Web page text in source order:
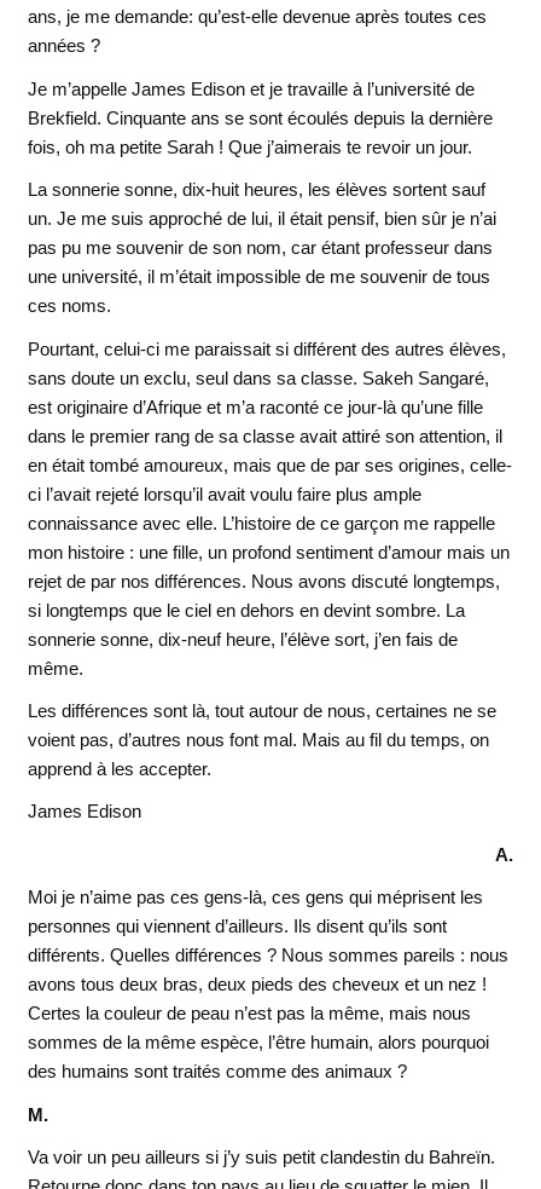
ans, je me demande: qu’est-elle devenue après toutes ces
années ?
Je m’appelle James Edison et je travaille à l’université de
Brekfield. Cinquante ans se sont écoulés depuis la dernière
fois, oh ma petite Sarah ! Que j’aimerais te revoir un jour.
La sonnerie sonne, dix-huit heures, les élèves sortent sauf
un. Je me suis approché de lui, il était pensif, bien sûr je n’ai
pas pu me souvenir de son nom, car étant professeur dans
une université, il m’était impossible de me souvenir de tous
ces noms.
Pourtant, celui-ci me paraissait si différent des autres élèves,
sans doute un exclu, seul dans sa classe. Sakeh Sangaré,
est originaire d’Afrique et m’a raconté ce jour-là qu’une fille
dans le premier rang de sa classe avait attiré son attention, il
en était tombé amoureux, mais que de par ses origines, celle-
ci l’avait rejeté lorsqu’il avait voulu faire plus ample
connaissance avec elle. L’histoire de ce garçon me rappelle
mon histoire : une fille, un profond sentiment d’amour mais un
rejet de par nos différences. Nous avons discuté longtemps,
si longtemps que le ciel en dehors en devint sombre. La
sonnerie sonne, dix-neuf heure, l’élève sort, j’en fais de
même.
Les différences sont là, tout autour de nous, certaines ne se
voient pas, d’autres nous font mal. Mais au fil du temps, on
apprend à les accepter.
James Edison
A.
Moi je n’aime pas ces gens-là, ces gens qui méprisent les
personnes qui viennent d’ailleurs. Ils disent qu’ils sont
différents. Quelles différences ? Nous sommes pareils : nous
avons tous deux bras, deux pieds des cheveux et un nez !
Certes la couleur de peau n’est pas la même, mais nous
sommes de la même espèce, l’être humain, alors pourquoi
des humains sont traités comme des animaux ?
M.
Va voir un peu ailleurs si j’y suis petit clandestin du Bahreïn.